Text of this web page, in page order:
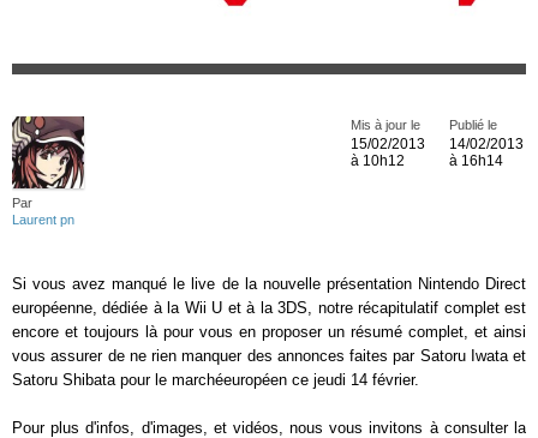
Par
Laurent pn
Publié le
14/02/2013
à 16h14
Mis à jour le
15/02/2013
à 10h12
Si vous avez manqué le live de la nouvelle présentation Nintendo Direct
européenne, dédiée à la Wii U et à la 3DS, notre récapitulatif complet est
encore et toujours là pour vous en proposer un résumé complet, et ainsi
vous assurer de ne rien manquer des annonces faites par Satoru Iwata et
Satoru Shibata pour le marchéeuropéen ce jeudi 14 février.
Pour plus d'infos, d'images, et vidéos, nous vous invitons à consulter la